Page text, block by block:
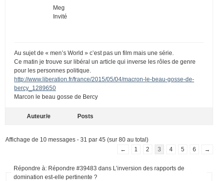
Meg
Invité
Au sujet de « men’s World » c’est pas un film mais une série.
Ce matin je trouve sur libéral un article qui inverse les rôles de genre
pour les personnes politique.
http://www.liberation.fr/france/2015/05/04/macron-le-beau-gosse-de-
bercy_1289650
Marcon le beau gosse de Bercy
Auteur/e Posts
Affichage de 10 messages - 31 par 45 (sur 80 au total)
←
1 2 3 4 5 6 →
Répondre à: Répondre #39483 dans L’inversion des rapports de
domination est-elle pertinente ?